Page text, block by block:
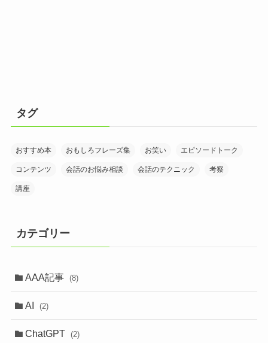
タグ
おすすめ本 おもしろフレーズ集 お笑い エピソードトーク
コンテンツ 会話のお悩み相談 会話のテクニック 考察
講座
カテゴリー
AAA記事 (8)
AI (2)
ChatGPT (2)